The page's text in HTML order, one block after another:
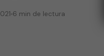
6 min de lectura